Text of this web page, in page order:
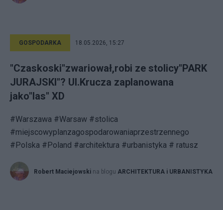
GOSPODARKA 18.05.2026, 15:27
"Czaskoski"zwariował,robi ze stolicy"PARK
JURAJSKI"? Ul.Krucza zaplanowana
jako"las" XD
#Warszawa #Warsaw #stolica
#miejscowyplanzagospodarowaniaprzestrzennego
#Polska #Poland #architektura #urbanistyka # ratusz
Robert Maciejowski na blogu ARCHITEKTURA i URBANISTYKA